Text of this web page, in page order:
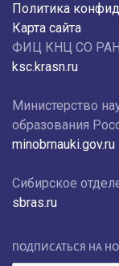
Политика
Карта сайта
ФИЦ КНЦ СО РАН
ksc.krasn.ru
Министерство
образования
minobrnauki.gov.ru
Сибирское
sbras.ru
ПОДПИСАТЬСЯ НА